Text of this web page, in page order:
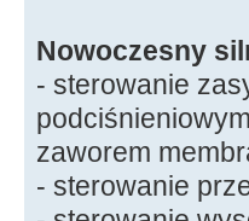
Nowoczesny
- sterowanie
podciśnieniowym
zaworem
- sterowanie